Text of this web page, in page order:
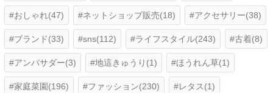
おしゃれ(47) ネットショップ販売(18) アクセサリー(38)
ブランド(33) sns(112) ライフスタイル(243) 古着(8)
アンバサダー(3) 地這きゅうり(1) ほうれん草(1)
家庭菜園(196) ファッション(230) レタス(1)